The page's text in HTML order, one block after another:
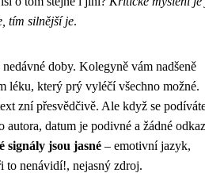
tím silnější je.
doby. Kolegyně vám nadšeně
léku, který prý vyléčí všechno možné.
zní přesvědčivě. Ale když se
datum je podivné a žádné
signály jsou jasné – emotivní jazyk,
to nenávidí!, nejasný zdroj.